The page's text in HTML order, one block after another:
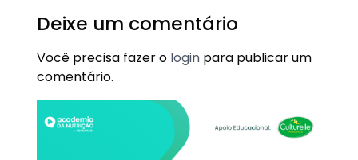
Deixe um comentário
Você precisa fazer o login para publicar um
comentário.